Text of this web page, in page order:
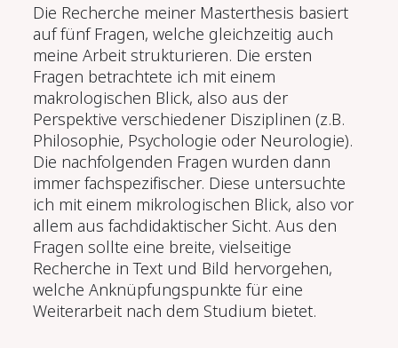
Die Recherche meiner Masterthesis basiert
auf fünf Fragen, welche gleichzeitig auch
meine Arbeit strukturieren. Die ersten
Fragen betrachtete ich mit einem
makrologischen Blick, also aus der
Perspektive verschiedener Disziplinen (z.B.
Philosophie, Psychologie oder Neurologie).
Die nachfolgenden Fragen wurden dann
immer fachspezifischer. Diese untersuchte
ich mit einem mikrologischen Blick, also vor
allem aus fachdidaktischer Sicht. Aus den
Fragen sollte eine breite, vielseitige
Recherche in Text und Bild hervorgehen,
welche Anknüpfungspunkte für eine
Weiterarbeit nach dem Studium bietet.